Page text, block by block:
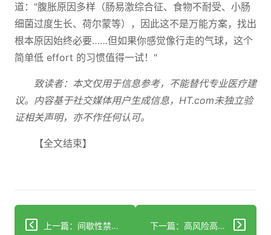
道："腹胀原因多样（肠易激综合征、食物不耐受、小肠
细菌过度生长、荷尔蒙等），因此这不是万能方案，找出
根本原因始终必要……但如果你感觉像行走的气球，这个
简单低 effort 的习惯值得一试！"
致读者：本文仅用于信息参考，不能替代专业医疗建
议。内容基于社交媒体用户生成信息，HT.com未独立验
证相关声明，亦不作任何认可。
【全文结束】
上一篇：间歇性禁食助力体重管理与肠道健康：胃肠病学家的健康指南 下一篇：高风险高回报 威斯顿家族基金会投入2000万美元支持创新前沿的尖端健康研究项目